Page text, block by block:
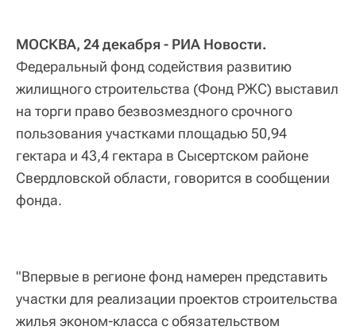
МОСКВА, 24 декабря - РИА Новости.
Федеральный фонд содействия развитию
жилищного строительства (Фонд РЖС) выставил
на торги право безвозмездного срочного
пользования участками площадью 50,94
гектара и 43,4 гектара в Сысертском районе
Свердловской области, говорится в сообщении
фонда.
"Впервые в регионе фонд намерен представить
участки для реализации проектов строительства
жилья эконом-класса с обязательством